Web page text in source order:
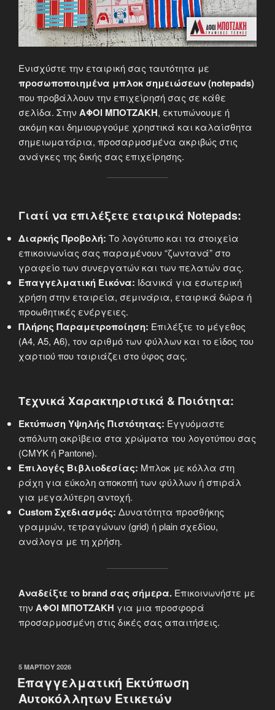
Ενισχύστε την εταιρική σας ταυτότητα με
προσωποποιημένα μπλοκ σημειώσεων (notepads)
που προβάλλουν την επιχείρησή σας σε κάθε
σελίδα. Στην ΑΦΟΙ ΜΠΟΤΖΑΚΗ, εκτυπώνουμε ή
ακόμη και δημιουργούμε χρηστικά και καλαίσθητα
σημειωματάρια, προσαρμοσμένα ακριβώς στις
ανάγκες της δικής σας επιχείρησης.
Γιατί να επιλέξετε εταιρικά Notepads:
Διαρκής Προβολή: Το λογότυπο και τα στοιχεία
επικοινωνίας σας παραμένουν “ζωντανά” στο
γραφείο των συνεργατών και των πελατών σας.
Επαγγελματική Εικόνα: Ιδανικά για εσωτερική
χρήση στην εταιρεία, σεμινάρια, εταιρικά δώρα ή
προωθητικές ενέργειες.
Πλήρης Παραμετροποίηση: Επιλέξτε το μέγεθος
(A4, A5, A6), τον αριθμό των φύλλων και το είδος του
χαρτιού που ταιριάζει στο ύφος σας.
Τεχνικά Χαρακτηριστικά & Ποιότητα:
Εκτύπωση Υψηλής Πιστότητας: Εγγυόμαστε
απόλυτη ακρίβεια στα χρώματα του λογοτύπου σας
(CMYK ή Pantone).
Επιλογές Βιβλιοδεσίας: Μπλοκ με κόλλα στη
ράχη για εύκολη αποκοπή των φύλλων ή σπιράλ
για μεγαλύτερη αντοχή.
Custom Σχεδιασμός: Δυνατότητα προσθήκης
γραμμών, τετραγώνων (grid) ή plain σχεδίου,
ανάλογα με τη χρήση.
Αναδείξτε το brand σας σήμερα. Επικοινωνήστε με
την ΑΦΟΙ ΜΠΟΤΖΑΚΗ για μια προσφορά
προσαρμοσμένη στις δικές σας απαιτήσεις.
ΔΗΜΟΣΙΕΎΤΗΚΕ
ΣΤΙΣ
5 ΜΑΡΤΊΟΥ 2026
Επαγγελματική Εκτύπωση
Αυτοκόλλητων Ετικετών